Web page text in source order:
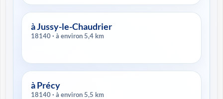
à Jussy-le-Chaudrier
18140 · à environ 5,4 km
à Précy
18140 · à environ 5,5 km